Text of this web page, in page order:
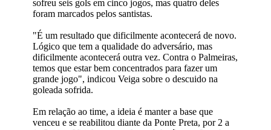
sofreu seis gols em cinco jogos, mas quatro deles
foram marcados pelos santistas.
"É um resultado que dificilmente acontecerá de novo.
Lógico que tem a qualidade do adversário, mas
dificilmente acontecerá outra vez. Contra o Palmeiras,
temos que estar bem concentrados para fazer um
grande jogo", indicou Veiga sobre o descuido na
goleada sofrida.
Em relação ao time, a ideia é manter a base que
venceu e se reabilitou diante da Ponte Preta, por 2 a